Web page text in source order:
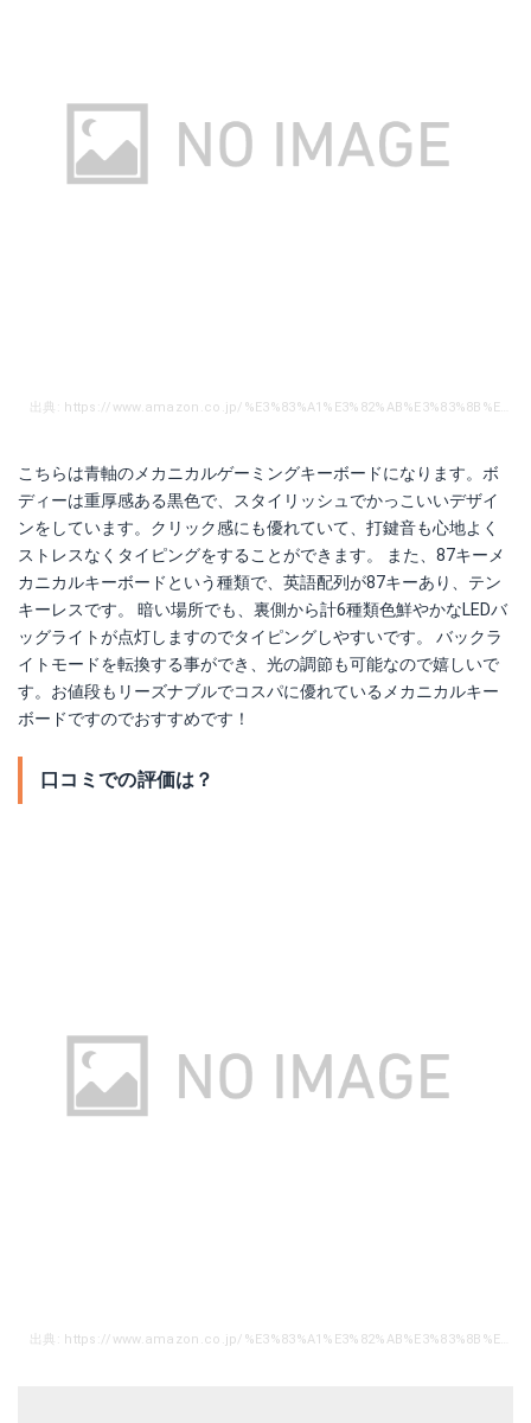
こちらは青軸のメカニカルゲーミングキーボードになります。ボ
ディーは重厚感ある黒色で、スタイリッシュでかっこいいデザイ
ンをしています。クリック感にも優れていて、打鍵音も心地よく
ストレスなくタイピングをすることができます。 また、87キーメ
カニカルキーボードという種類で、英語配列が87キーあり、テン
キーレスです。 暗い場所でも、裏側から計6種類色鮮やかなLEDバ
ッグライトが点灯しますのでタイピングしやすいです。 バックラ
イトモードを転換する事ができ、光の調節も可能なので嬉しいで
す。お値段もリーズナブルでコスパに優れているメカニカルキー
ボードですのでおすすめです！
口コミでの評価は？